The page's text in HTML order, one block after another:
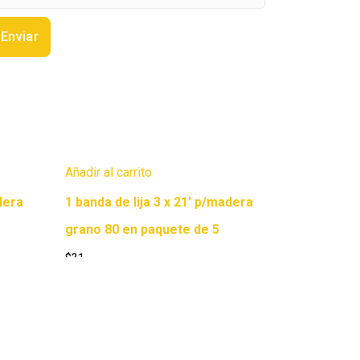
Añadir al carrito
1 banda de lija 3 x 21′ p/madera
grano 80 en paquete de 5
$31